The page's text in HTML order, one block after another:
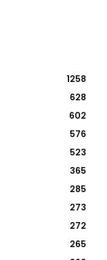
1258
628
602
576
523
365
285
273
272
265